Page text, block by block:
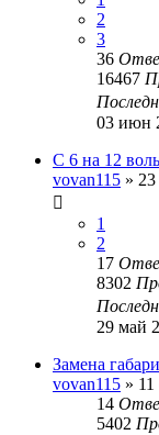
2
3
36
16467
03 июн
С 6 на 12
vovan115 »
1
2
17
8302
29 май
Замена
vovan115 »
14
5402